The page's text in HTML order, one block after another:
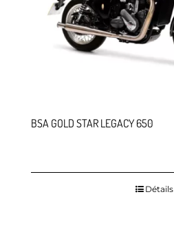
BSA GOLD STAR LEGACY 650
Détails